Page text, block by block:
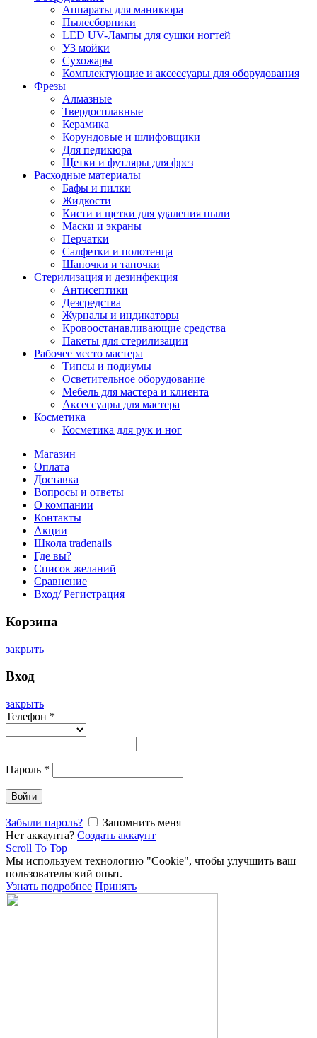
Аппараты для маникюра
Пылесборники
LED UV-Лампы для сушки ногтей
УЗ мойки
Сухожары
Комплектующие и аксессуары для оборудования
Фрезы
Алмазные
Твердосплавные
Керамика
Корундовые и шлифовщики
Для педикюра
Щетки и футляры для фрез
Расходные материалы
Бафы и пилки
Жидкости
Кисти и щетки для удаления пыли
Маски и экраны
Перчатки
Салфетки и полотенца
Шапочки и тапочки
Стерилизация и дезинфекция
Антисептики
Дезсредства
Журналы и индикаторы
Кровоостанавливающие средства
Пакеты для стерилизации
Рабочее место мастера
Типсы и подиумы
Осветительное оборудование
Мебель для мастера и клиента
Аксессуары для мастера
Косметика
Косметика для рук и ног
Магазин
Оплата
Доставка
Вопросы и ответы
О компании
Контакты
Акции
Школа tradenails
Где вы?
Список желаний
Сравнение
Вход/ Регистрация
Корзина
закрыть
Вход
закрыть
Телефон *
Пароль *
Войти
Забыли пароль?
Запомнить меня
Нет аккаунта? Создать аккаунт
Scroll To Top
Мы используем технологию "Cookie", чтобы улучшить ваш
пользовательский опыт.
Узнать подробнее Принять